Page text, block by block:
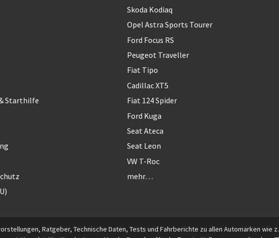
Starthilfe
Skoda Kodiaq
Opel Astra Sports Tourer
Ford Focus RS
Peugeot Traveller
Fiat Tipo
Cadillac XT5
Fiat 124 Spider
Ford Kuga
Seat Ateca
Seat Leon
VW T-Roc
mehr…
Ratgeber, Technische Daten, Tests und Fahrberichte zu allen Automarken wie